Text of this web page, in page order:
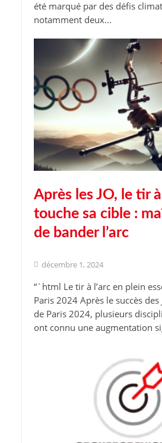
été marqué par des défis
notamment deux...
Après les JO, le tir à
touche sa cible :
de bander l’arc
décembre 1, 2024
“`html Le tir à l’arc en plein
Paris 2024 Après le succès
de Paris 2024, plusieurs
ont connu une augmentation